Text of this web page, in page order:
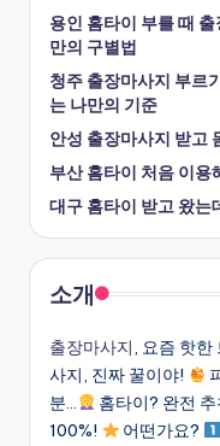
용인 홈타이 부를 때
만의 구별법
청주 출장마사지 부르
는 나만의 기준
안성 출장마사지 받고
부산 홈타이 처음 이용
대구 홈타이 받고 왔는
소개
출장마사지, 요즘 핫한
사지, 진짜 꿀이야!
분…
홈타이? 완전 추
100%!
어떤가요?